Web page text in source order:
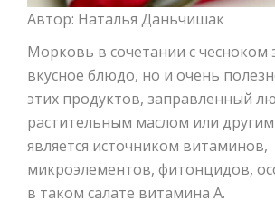
Автор: Наталья Даньчишак
Морковь в сочетании с чесноком
вкусное блюдо, но и очень
этих продуктов, заправленный
растительным маслом или другим
является источником витаминов,
микроэлементов, фитонцидов,
в таком салате витамина А.